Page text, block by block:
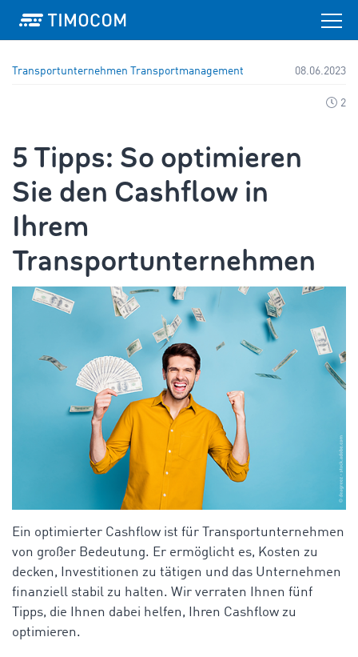
Transportunternehmen Transportmanagement 08.06.2023
2
5 Tipps: So optimieren
Sie den Cashflow in
Ihrem
Transportunternehmen
Ein optimierter Cashflow ist für Transportunternehmen
von großer Bedeutung. Er ermöglicht es, Kosten zu
decken, Investitionen zu tätigen und das Unternehmen
finanziell stabil zu halten. Wir verraten Ihnen fünf
Tipps, die Ihnen dabei helfen, Ihren Cashflow zu
optimieren.